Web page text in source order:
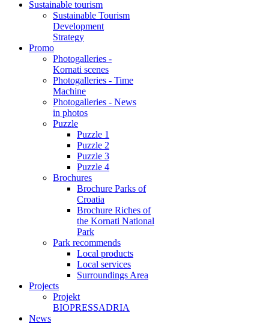
Sustainable tourism
Sustainable Tourism
Development
Strategy
Promo
Photogalleries -
Kornati scenes
Photogalleries - Time
Machine
Photogalleries - News
in photos
Puzzle
Puzzle 1
Puzzle 2
Puzzle 3
Puzzle 4
Brochures
Brochure Parks of
Croatia
Brochure Riches of
the Kornati National
Park
Park recommends
Local products
Local services
Surroundings Area
Projects
Projekt
BIOPRESSADRIA
News